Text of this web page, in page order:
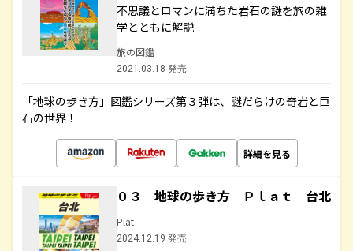
不思議とロマンに満ちた岩石の謎を旅の雑
学とともに解説
旅の図鑑
2021.03.18 発売
「地球の歩き方」図鑑シリーズ第３弾は、謎だらけの奇岩と巨
石の世界！
詳細を見る
０３ 地球の歩き方 Ｐｌａｔ 台北
Plat
2024.12.19 発売